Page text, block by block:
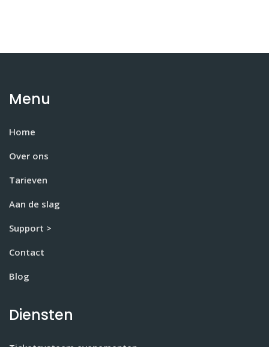
Menu
Home
Over ons
Tarieven
Aan de slag
Support >
Contact
Blog
Diensten